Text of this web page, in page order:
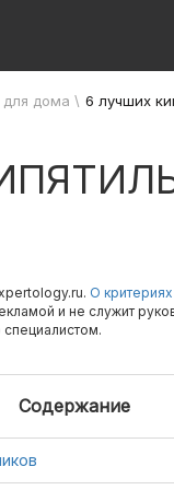
для дома \ 6 лучших
О
и не служит
Содержание